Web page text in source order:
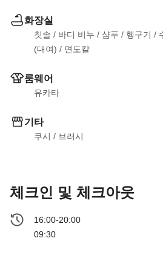
화장실
칫솔 / 바디 비누 / 샴푸 / 헹구기 /
(대여) / 면도칼
룸웨어
유카타
기타
쿠시 / 브러시
체크인 및 체크아웃
16:00-20:00
09:30